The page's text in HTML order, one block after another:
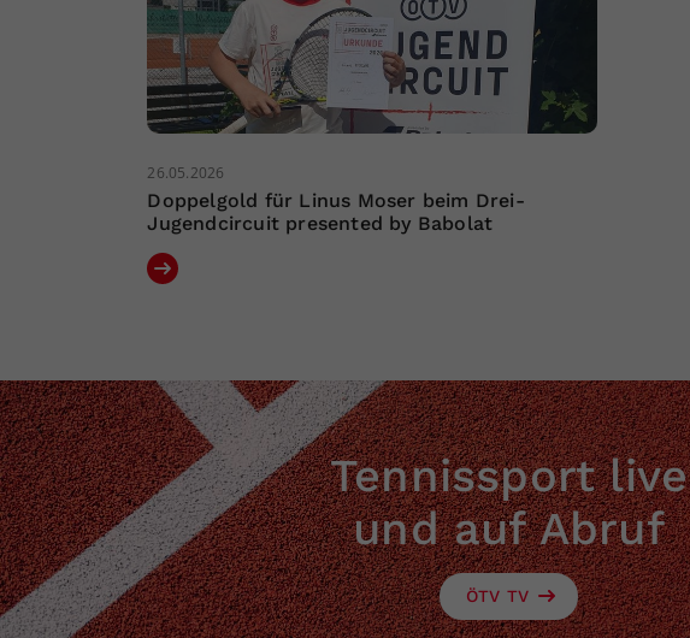
26.05.2026
Doppelgold für Linus Moser beim Drei-
Jugendcircuit presented by Babolat
Tennissport live
und auf Abruf
ÖTV TV